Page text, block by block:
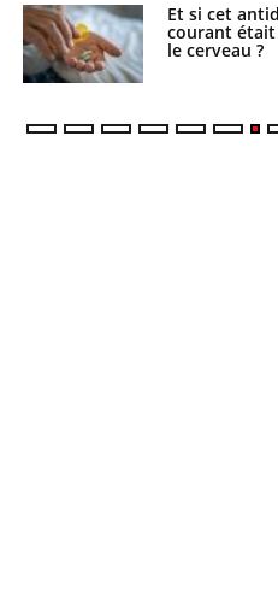
Et si cet
courant
le cerveau ?